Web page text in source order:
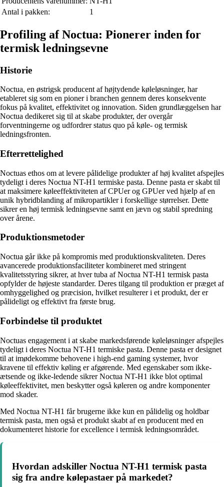
Antal i pakken:
1
Profiling af Noctua: Pionerer inden for
termisk ledningsevne
Historie
Noctua, en østrigsk producent af højtydende køleløsninger, har
etableret sig som en pioner i branchen gennem deres konsekvente
fokus på kvalitet, effektivitet og innovation. Siden grundlæggelsen har
Noctua dedikeret sig til at skabe produkter, der overgår
forventningerne og udfordrer status quo på køle- og termisk
ledningsfronten.
Efterrettelighed
Noctuas ethos om at levere pålidelige produkter af høj kvalitet afspejles
tydeligt i deres Noctua NT-H1 termiske pasta. Denne pasta er skabt til
at maksimere køleeffektiviteten af CPUer og GPUer ved hjælp af en
unik hybridblanding af mikropartikler i forskellige størrelser. Dette
sikrer en høj termisk ledningsevne samt en jævn og stabil spredning
over årene.
Produktionsmetoder
Noctua går ikke på kompromis med produktionskvaliteten. Deres
avancerede produktionsfaciliteter kombineret med stringent
kvalitetsstyring sikrer, at hver tuba af Noctua NT-H1 termisk pasta
opfylder de højeste standarder. Deres tilgang til produktion er præget af
omhyggelighed og præcision, hvilket resulterer i et produkt, der er
pålideligt og effektivt fra første brug.
Forbindelse til produktet
Noctuas engagement i at skabe markedsførende køleløsninger afspejles
tydeligt i deres Noctua NT-H1 termiske pasta. Denne pasta er designet
til at imødekomme behovene i high-end gaming systemer, hvor
kravene til effektiv køling er afgørende. Med egenskaber som ikke-
ætsende og ikke-ledende sikrer Noctua NT-H1 ikke blot optimal
køleeffektivitet, men beskytter også køleren og andre komponenter
mod skader.
Med Noctua NT-H1 får brugerne ikke kun en pålidelig og holdbar
termisk pasta, men også et produkt skabt af en producent med en
dokumenteret historie for excellence i termisk ledningsområdet.
Hvordan adskiller Noctua NT-H1 termisk pasta
sig fra andre kølepastaer på markedet?